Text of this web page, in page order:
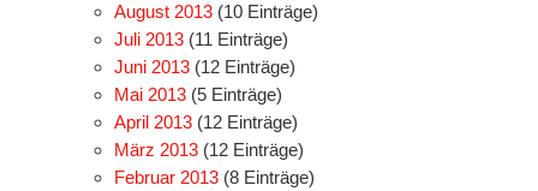
August 2013 (10 Einträge)
Juli 2013 (11 Einträge)
Juni 2013 (12 Einträge)
Mai 2013 (5 Einträge)
April 2013 (12 Einträge)
März 2013 (12 Einträge)
Februar 2013 (8 Einträge)